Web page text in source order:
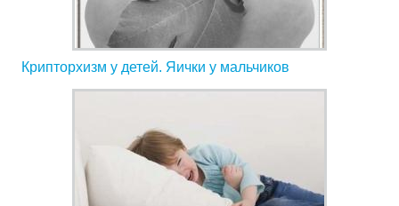
Крипторхизм у детей. Яички у мальчиков